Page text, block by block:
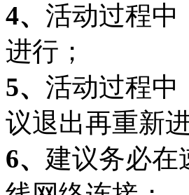
4、 活动过程中
进行；
5、 活动过程中
议退出再重新
6、 建议务必在